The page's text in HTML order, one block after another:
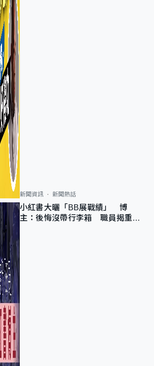
新聞資訊 新聞熱話
小紅書大曬「BB展戰績」 博
主：後悔沒帶行李箱 職員揭重複